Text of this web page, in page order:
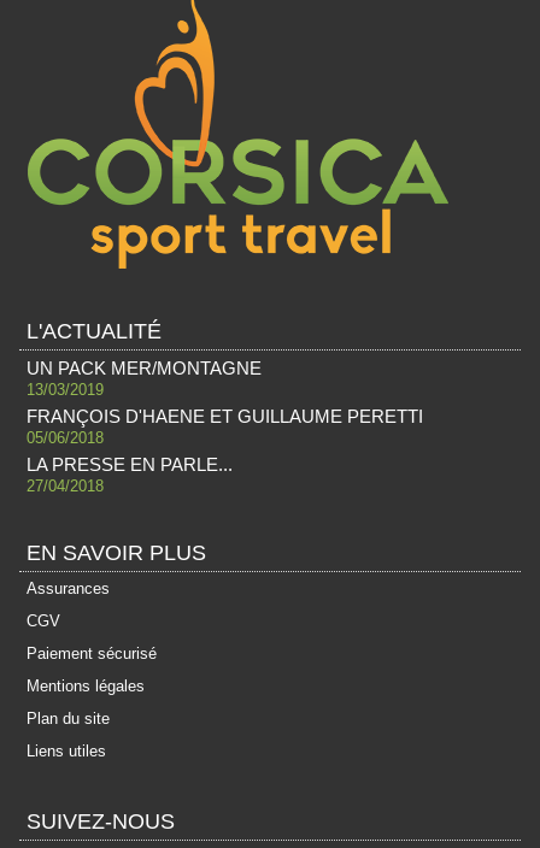
L'ACTUALITÉ
UN PACK MER/MONTAGNE
13/03/2019
FRANÇOIS D'HAENE ET GUILLAUME PERETTI
05/06/2018
LA PRESSE EN PARLE...
27/04/2018
EN SAVOIR PLUS
Assurances
CGV
Paiement sécurisé
Mentions légales
Plan du site
Liens utiles
SUIVEZ-NOUS